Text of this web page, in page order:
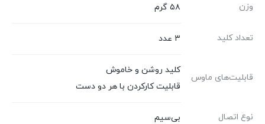
وزن ۵۸ گرم
تعداد کلید ۳ عدد
قابلیت‌های ماوس
کلید روشن و خاموش
قابلیت کارکردن با هر دو دست
نوع اتصال بی‌سیم